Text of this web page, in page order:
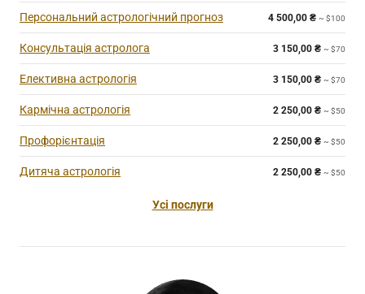
Персональний астрологічний прогноз 4 500,00 ₴ ~ $100
Консультація астролога 3 150,00 ₴ ~ $70
Елективна астрологія 3 150,00 ₴ ~ $70
Кармічна астрологія 2 250,00 ₴ ~ $50
Профорієнтація 2 250,00 ₴ ~ $50
Дитяча астрологія 2 250,00 ₴ ~ $50
Усі послуги